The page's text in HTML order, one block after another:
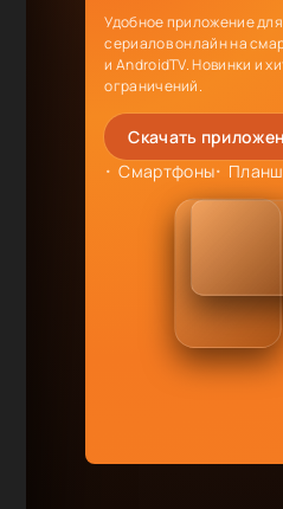
Удобное приложение
сериалов онлайн на
и AndroidTV. Новинки и
ограничений.
Скачать
Смартфоны